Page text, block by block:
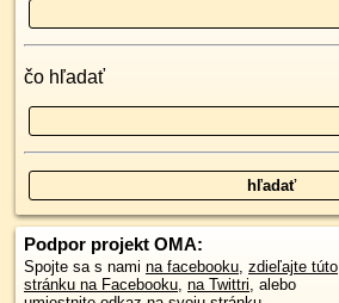
čo hľadať
Podpor projekt OMA:
Spojte sa s nami na facebooku, zdieľajte túto
stránku na Facebooku, na Twittri, alebo